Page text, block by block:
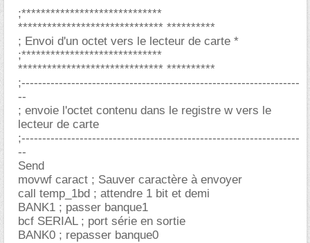
;*****************************
****************************** **********
; Envoi d'un octet vers le lecteur de carte *
;*****************************
****************************** **********
;-------------------------------------------------------------------
--
; envoie l'octet contenu dans le registre w vers le
lecteur de carte
;-------------------------------------------------------------------
--
Send
movwf caract ; Sauver caractère à envoyer
call temp_1bd ; attendre 1 bit et demi
BANK1 ; passer banque1
bcf SERIAL ; port série en sortie
BANK0 ; repasser banque0